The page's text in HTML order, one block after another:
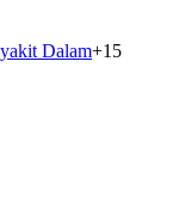
Dalam+15